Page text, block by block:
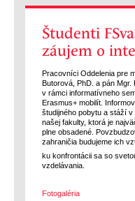
Študenti
záujem o
Pracovníci Oddelenia pre
Butorová, PhD. a pán Mgr.
v rámci informatívneho
Erasmus+ mobilít.
študijného pobytu a stáží
našej fakulty, ktorá je
plne obsadené.
zahraničia budujeme ich
ku konfrontácii sa so
vzdelávania.
Fotogaléria